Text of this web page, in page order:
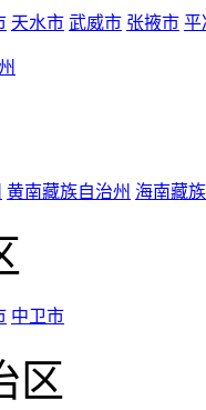
天水市 武威市 张掖市 平
黄南藏族自治州 海南藏
中卫市
区